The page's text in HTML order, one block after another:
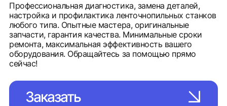
Профессиональная диагностика, замена деталей,
настройка и профилактика ленточнопильных станков
любого типа. Опытные мастера, оригинальные
запчасти, гарантия качества. Минимальные сроки
ремонта, максимальная эффективность вашего
оборудования. Обращайтесь за помощью прямо
сейчас!
Заказать